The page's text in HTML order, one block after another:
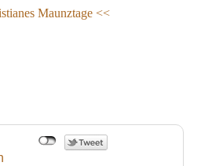
Maunztage <<